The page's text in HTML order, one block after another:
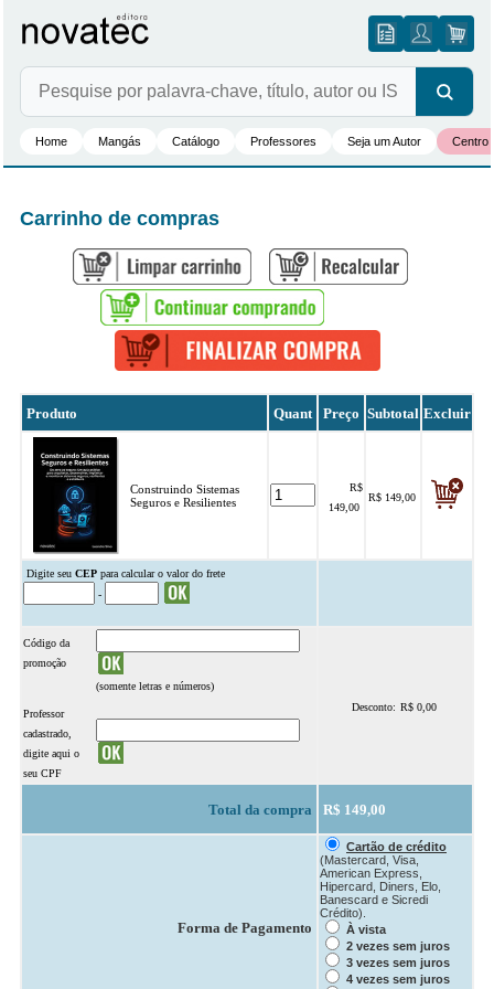
Home Mangás Catálogo Professores Seja um Autor Centro
Carrinho de compras
Produto Quant Preço Subtotal Excluir
Construindo Sistemas
Seguros e Resilientes
R$
149,00
R$ 149,00
Digite seu CEP para calcular o valor do frete
-
Código da
promoção
(somente letras e números)
Professor
cadastrado,
digite aqui o
seu CPF
Desconto: R$ 0,00.
Total da compra R$ 149,00
Forma de Pagamento
Cartão de crédito
(Mastercard, Visa,
American Express,
Hipercard, Diners, Elo,
Banescard e Sicredi
Crédito).
À vista
2 vezes sem juros
3 vezes sem juros
4 vezes sem juros